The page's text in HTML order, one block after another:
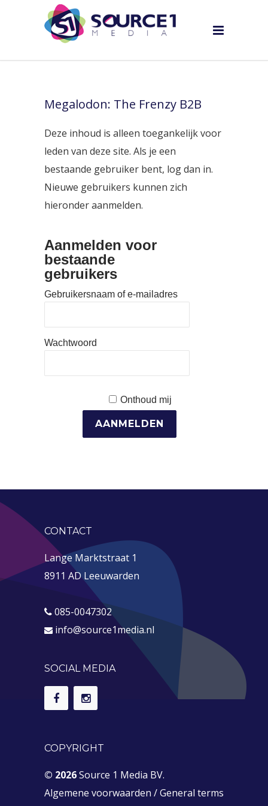
Megalodon: The Frenzy B2B
Deze inhoud is alleen toegankelijk voor
leden van deze site. Als je een
bestaande gebruiker bent, log dan in.
Nieuwe gebruikers kunnen zich
hieronder aanmelden.
Aanmelden voor
bestaande
gebruikers
Gebruikersnaam of e-mailadres
Wachtwoord
Onthoud mij
CONTACT
Lange Marktstraat 1
8911 AD Leeuwarden
085-0047302
info@source1media.nl
SOCIAL MEDIA
COPYRIGHT
© 2026Source 1 Media BV.
Algemene voorwaarden /General terms